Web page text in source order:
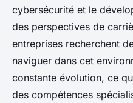
cybersécurité et le
des perspectives de
entreprises recherchent
naviguer dans cet
constante évolution, ce
des compétences